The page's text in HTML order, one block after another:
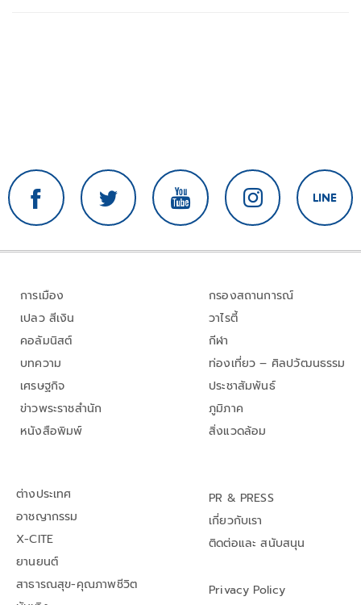
การเมือง
เปลว สีเงิน
คอลัมนิสต์
บทความ
เศรษฐกิจ
ข่าวพระราชสำนัก
หนังสือพิมพ์
กรองสถานการณ์
วาไรตี้
กีฬา
ท่องเที่ยว – ศิลปวัฒนธรรม
ประชาสัมพันธ์
ภูมิภาค
สิ่งแวดล้อม
ต่างประเทศ
อาชญากรรม
X-CITE
ยานยนต์
สาธารณสุข-คุณภาพชีวิต
PR & PRESS
เกี่ยวกับเรา
ติดต่อและ สนับสนุน
Privacy Policy